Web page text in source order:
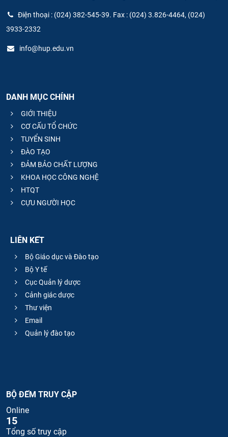
Điện thoại : (024) 382-545-39. Fax : (024) 3.826-4464, (024)
3933-2332
info@hup.edu.vn
DANH MỤC CHÍNH
GIỚI THIỆU
CƠ CẤU TỔ CHỨC
TUYỂN SINH
ĐÀO TẠO
ĐẢM BẢO CHẤT LƯỢNG
KHOA HỌC CÔNG NGHỆ
HTQT
CỰU NGƯỜI HỌC
LIÊN KẾT
Bộ Giáo dục và Đào tạo
Bộ Y tế
Cục Quản lý dược
Cảnh giác dược
Thư viện
Email
Quản lý đào tạo
BỘ ĐẾM TRUY CẬP
Online
15
Tổng số truy cập